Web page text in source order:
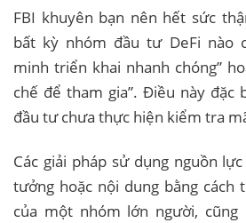
FBI khuyên bạn nên hết sức
bất kỳ nhóm đầu tư DeFi nào
minh triển khai nhanh chóng”
chế để tham gia”. Điều này đặc
đầu tư chưa thực hiện kiểm tra
Các giải pháp sử dụng nguồn
tưởng hoặc nội dung bằng cách
của một nhóm lớn người,